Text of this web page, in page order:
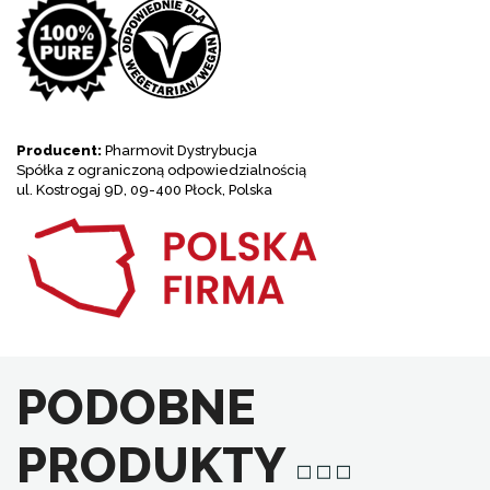
Producent: Pharmovit Dystrybucja
Spółka z ograniczoną odpowiedzialnością
ul. Kostrogaj 9D, 09-400 Płock, Polska
PODOBNE
PRODUKTY